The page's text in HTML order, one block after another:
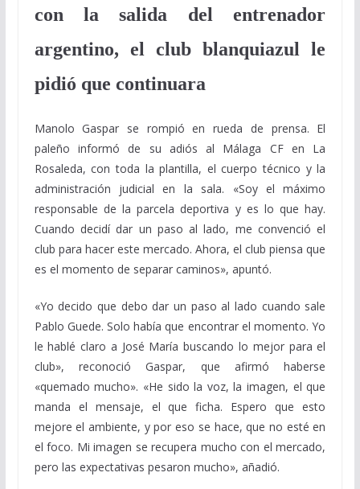
con la salida del entrenador
argentino, el club blanquiazul le
pidió que continuara
Manolo Gaspar se rompió en rueda de prensa. El
paleño informó de su adiós al Málaga CF en La
Rosaleda, con toda la plantilla, el cuerpo técnico y la
administración judicial en la sala. «Soy el máximo
responsable de la parcela deportiva y es lo que hay.
Cuando decidí dar un paso al lado, me convenció el
club para hacer este mercado. Ahora, el club piensa que
es el momento de separar caminos», apuntó.
«Yo decido que debo dar un paso al lado cuando sale
Pablo Guede. Solo había que encontrar el momento. Yo
le hablé claro a José María buscando lo mejor para el
club», reconoció Gaspar, que afirmó haberse
«quemado mucho». «He sido la voz, la imagen, el que
manda el mensaje, el que ficha. Espero que esto
mejore el ambiente, y por eso se hace, que no esté en
el foco. Mi imagen se recupera mucho con el mercado,
pero las expectativas pesaron mucho», añadió.